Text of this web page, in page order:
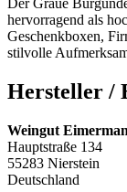
hervorragend als
Geschenkboxen,
stilvolle
Hersteller /
Weingut
Hauptstraße 134
55283 Nierstein
Deutschland